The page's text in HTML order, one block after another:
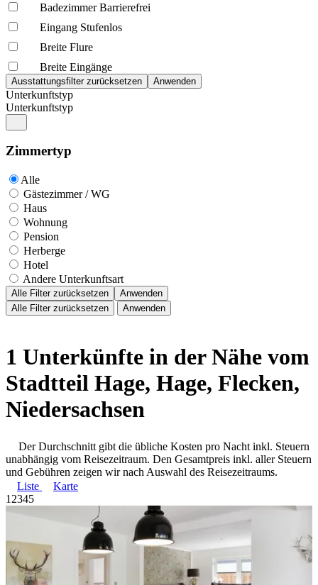
Badezimmer Barrierefrei
Eingang Stufenlos
Breite Flure
Breite Eingänge
Unterkunftstyp
Unterkunftstyp
Zimmertyp
Alle
Gästezimmer / WG
Haus
Wohnung
Pension
Herberge
Hotel
Andere Unterkunftsart
Alle Filter zurücksetzen
Anwenden
Alle Filter zurücksetzen
Anwenden
1 Unterkünfte in der Nähe vom
Stadtteil Hage, Hage, Flecken,
Niedersachsen
Der Durchschnitt gibt die übliche Kosten pro Nacht inkl. Steuern
unabhängig vom Reisezeitraum. Den Gesamtpreis inkl. aller Steuern
und Gebühren zeigen wir nach Auswahl des Reisezeitraums.
Liste
Karte
1 2345